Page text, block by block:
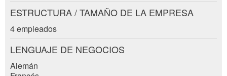
* Campo obligatorio
ESTRUCTURA / TAMAÑO DE LA EMPRESA
4 empleados
LENGUAJE DE NEGOCIOS
Alemán